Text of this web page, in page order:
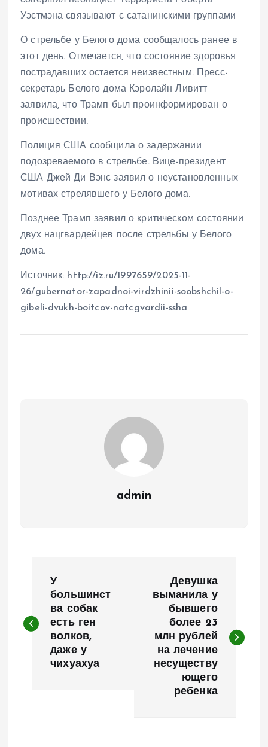
Уэстмэна связывают с сатанинскими группами
О стрельбе у Белого дома сообщалось ранее в
этот день. Отмечается, что состояние здоровья
пострадавших остается неизвестным. Пресс-
секретарь Белого дома Кэролайн Ливитт
заявила, что Трамп был проинформирован о
происшествии.
Полиция США сообщила о задержании
подозреваемого в стрельбе. Вице-президент
США Джей Ди Вэнс заявил о неустановленных
мотивах стрелявшего у Белого дома.
Позднее Трамп заявил о критическом состоянии
двух нацгвардейцев после стрельбы у Белого
дома.
Источник: http://iz.ru/1997659/2025-11-
26/gubernator-zapadnoi-virdzhinii-soobshchil-o-
gibeli-dvukh-boitcov-natcgvardii-ssha
admin
в
У
большинст
ва собак
есть ген
волков,
даже у
чихуахуа
Девушка
выманила у
бывшего
более 23
млн рублей
на лечение
несуществу
ющего
ребенка